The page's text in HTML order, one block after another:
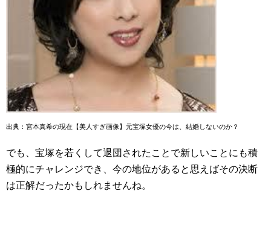
出典：宮本真希の現在【美人すぎ画像】元宝塚女優の今は、結婚しないのか？
でも、宝塚を若くして退団されたことで新しいことにも積
極的にチャレンジでき、今の地位があると思えばその決断
は正解だったかもしれませんね。